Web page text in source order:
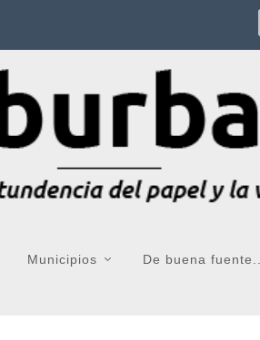
Municipios De buena fuente...